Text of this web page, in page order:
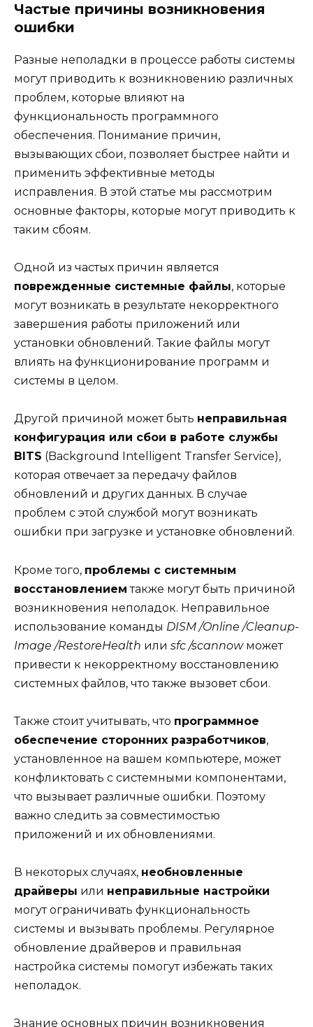
Частые причины возникновения
ошибки
Разные неполадки в процессе работы системы
могут приводить к возникновению различных
проблем, которые влияют на
функциональность программного
обеспечения. Понимание причин,
вызывающих сбои, позволяет быстрее найти и
применить эффективные методы
исправления. В этой статье мы рассмотрим
основные факторы, которые могут приводить к
таким сбоям.
Одной из частых причин является
поврежденные системные файлы, которые
могут возникать в результате некорректного
завершения работы приложений или
установки обновлений. Такие файлы могут
влиять на функционирование программ и
системы в целом.
Другой причиной может быть неправильная
конфигурация или сбои в работе службы
BITS (Background Intelligent Transfer Service),
которая отвечает за передачу файлов
обновлений и других данных. В случае
проблем с этой службой могут возникать
ошибки при загрузке и установке обновлений.
Кроме того, проблемы с системным
восстановлением также могут быть причиной
возникновения неполадок. Неправильное
использование команды DISM /Online /Cleanup-
Image /RestoreHealth или sfc /scannowможет
привести к некорректному восстановлению
системных файлов, что также вызовет сбои.
Также стоит учитывать, что программное
обеспечение сторонних разработчиков,
установленное на вашем компьютере, может
конфликтовать с системными компонентами,
что вызывает различные ошибки. Поэтому
важно следить за совместимостью
приложений и их обновлениями.
В некоторых случаях, необновленные
драйверы или неправильные настройки
могут ограничивать функциональность
системы и вызывать проблемы. Регулярное
обновление драйверов и правильная
настройка системы помогут избежать таких
неполадок.
Знание основных причин возникновения